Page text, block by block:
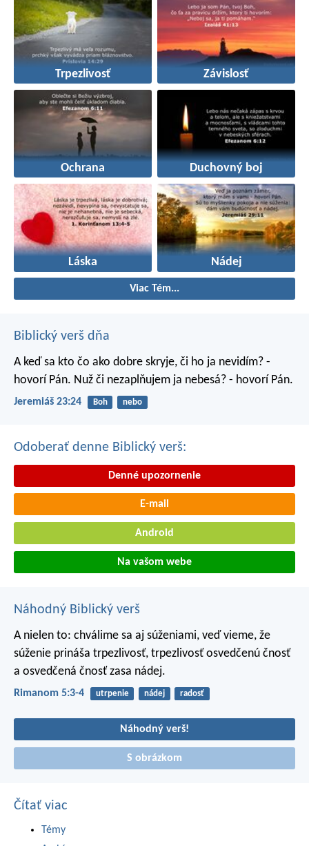
Trpezlivosť Závislosť
Ochrana Duchovný boj
Láska Nádej
Viac Tém...
Biblický verš dňa
A keď sa kto čo ako dobre skryje, či ho ja nevidím? -
hovorí Pán. Nuž či nezaplňujem ja nebesá? - hovorí Pán.
Jeremiáš 23:24 Boh nebo
Odoberať denne Biblický verš:
Denné upozornenie
E-mail
Android
Na vašom webe
Náhodný Biblický verš
A nielen to: chválime sa aj súženiami, veď vieme, že
súženie prináša trpezlivosť, trpezlivosť osvedčenú čnosť
a osvedčená čnosť zasa nádej.
Rimanom 5:3-4 utrpenie nádej radosť
Náhodný verš!
S obrázkom
Čítať viac
Témy